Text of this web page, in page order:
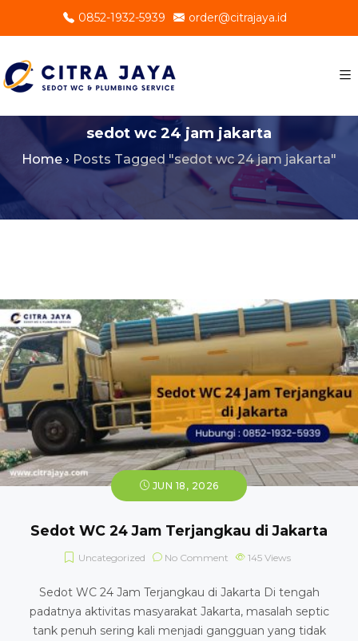
0852-1932-5939 order@citrajaya.id
sedot wc 24 jam jakarta
Home › Posts Tagged "sedot wc 24 jam jakarta"
JUN 18, 2026
Sedot WC 24 Jam Terjangkau di Jakarta
Uncategorized No Comment 145 Views
Sedot WC 24 Jam Terjangkau di Jakarta Di tengah
padatnya aktivitas masyarakat Jakarta, masalah septic
tank penuh sering kali menjadi gangguan yang tidak